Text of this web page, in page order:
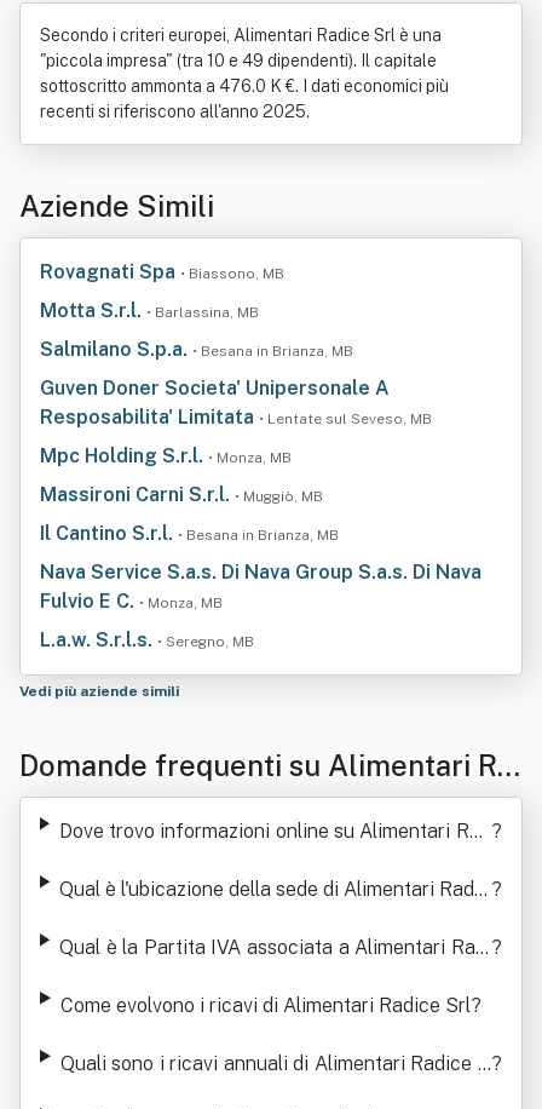
Secondo i criteri europei, Alimentari Radice Srl è una
"piccola impresa" (tra 10 e 49 dipendenti). Il capitale
sottoscritto ammonta a 476.0 K €. I dati economici più
recenti si riferiscono all'anno 2025.
Aziende Simili
Rovagnati Spa • Biassono, MB
Motta S.r.l. • Barlassina, MB
Salmilano S.p.a. • Besana in Brianza, MB
Guven Doner Societa' Unipersonale A
Resposabilita' Limitata • Lentate sul Seveso, MB
Mpc Holding S.r.l. • Monza, MB
Massironi Carni S.r.l. • Muggiò, MB
Il Cantino S.r.l. • Besana in Brianza, MB
Nava Service S.a.s. Di Nava Group S.a.s. Di Nava
Fulvio E C. • Monza, MB
L.a.w. S.r.l.s. • Seregno, MB
Vedi più aziende simili
Domande frequenti su Alimentari Ra
dice Srl
Dove trovo informazioni online su Alimentari Rad ?
Qual è l'ubicazione della sede di Alimentari Radic ?
Qual è la Partita IVA associata a Alimentari Radi ?
Come evolvono i ricavi di Alimentari Radice Srl?
Quali sono i ricavi annuali di Alimentari Radice S?